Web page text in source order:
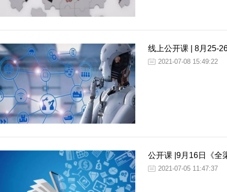
线上公开课 | 8月25-
2021-07-08 15:49:22
公开课 |9月16日《全
2021-07-05 11:47:37